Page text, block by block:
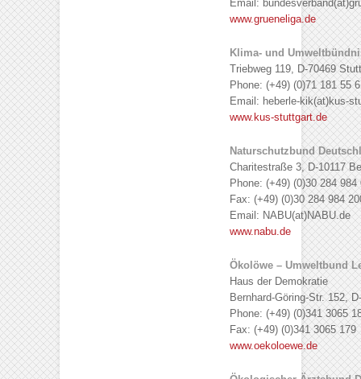
Email:
www.grueneliga.de
Klima- und
Triebweg 119, D-70469
Phone: (+49) (0)71 181 55
Email: heberle-kik(at)kus-
www.kus-stuttgart.de
Naturschutzbund
Charitestraße 3, D-10117
Phone: (+49) (0)30 284 984
Fax: (+49) (0)30 284 984
Email: NABU(at)NABU.de
www.nabu.de
Ökolöwe – Umweltbund
Haus der Demokratie
Bernhard-Göring-Str. 152,
Phone: (+49) (0)341 3065
Fax: (+49) (0)341 3065 179
www.oekoloewe.de